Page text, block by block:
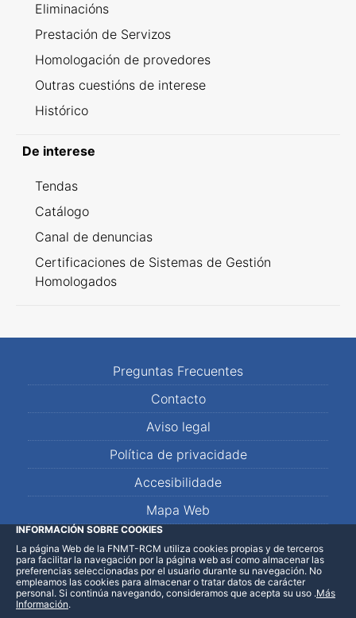
Eliminacións
Prestación de Servizos
Homologación de provedores
Outras cuestións de interese
Histórico
De interese
Tendas
Catálogo
Canal de denuncias
Certificaciones de Sistemas de Gestión
Homologados
Preguntas Frecuentes
Contacto
Aviso legal
Política de privacidade
Accesibilidade
Mapa Web
LinkedInFacebookWhatsApp
INFORMACIÓN SOBRE COOKIES
La página Web de la FNMT-RCM utiliza cookies propias y de terceros
para facilitar la navegación por la página web así como almacenar las
preferencias seleccionadas por el usuario durante su navegación. No
empleamos las cookies para almacenar o tratar datos de carácter
personal. Si continúa navegando, consideramos que acepta su uso .Más
Información.